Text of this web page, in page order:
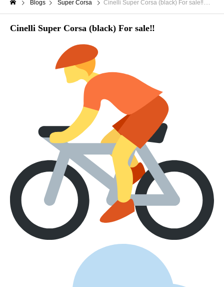
Blogs Super Corsa Cinelli Super Corsa (black) For sale‼
Cinelli Super Corsa (black) For sale‼